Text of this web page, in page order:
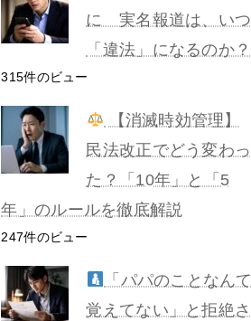
に 実名報道は、いつ
「違法」になるのか？
315件のビュー
【消滅時効管理】
民法改正でどう変わっ
た？「10年」と「5
年」のルールを徹底解説
247件のビュー
「パパのことなんて
覚えてない」と拒絶さ